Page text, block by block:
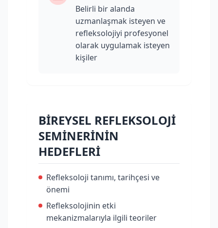
Belirli bir alanda
uzmanlaşmak isteyen ve
refleksolojiyi profesyonel
olarak uygulamak isteyen
kişiler
BİREYSEL REFLEKSOLOJİ
SEMİNERİNİN
HEDEFLERİ
Refleksoloji tanımı, tarihçesi ve
önemi
Refleksolojinin etki
mekanizmalarıyla ilgili teoriler